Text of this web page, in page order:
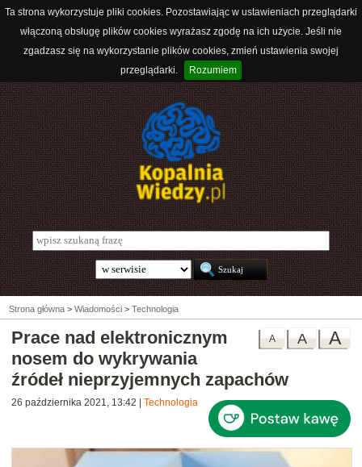
Ta strona wykorzystuje pliki cookies. Pozostawiając w ustawieniach przeglądarki
włączoną obsługę plików cookies wyrażasz zgodę na ich użycie. Jeśli nie
zgadzasz się na wykorzystanie plików cookies, zmień ustawienia swojej
przeglądarki.
Rozumiem
Strona główna > Wiadomości > Technologia
A
A
A
Prace nad elektronicznym
nosem do wykrywania
źródeł nieprzyjemnych zapachów
26 października 2021, 13:42 Technologia